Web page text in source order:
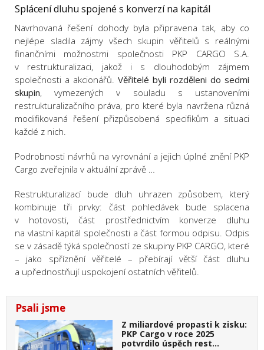
Splácení dluhu spojené s konverzí na kapitál
Navrhovaná řešení dohody byla připravena tak, aby co
nejlépe sladila zájmy všech skupin věřitelů s reálnými
finančními možnostmi společnosti PKP CARGO S.A.
v restrukturalizaci, jakož i s dlouhodobým zájmem
společnosti a akcionářů. Věřitelé byli rozděleni do sedmi
skupin, vymezených v souladu s ustanoveními
restrukturalizačního práva, pro které byla navržena různá
modifikovaná řešení přizpůsobená specifikům a situaci
každé z nich.
Podrobnosti návrhů na vyrovnání a jejich úplné znění PKP
Cargo zveřejnila v aktuální zprávě …
Restrukturalizací bude dluh uhrazen způsobem, který
kombinuje tři prvky: část pohledávek bude splacena
v hotovosti, část prostřednictvím konverze dluhu
na vlastní kapitál společnosti a část formou odpisu. Odpis
se v zásadě týká společností ze skupiny PKP CARGO, které
– jako spříznění věřitelé – přebírají větší část dluhu
a upřednostňují uspokojení ostatních věřitelů.
Psali jsme
Z miliardové propasti k zisku:
PKP Cargo v roce 2025
potvrdilo úspěch rest…